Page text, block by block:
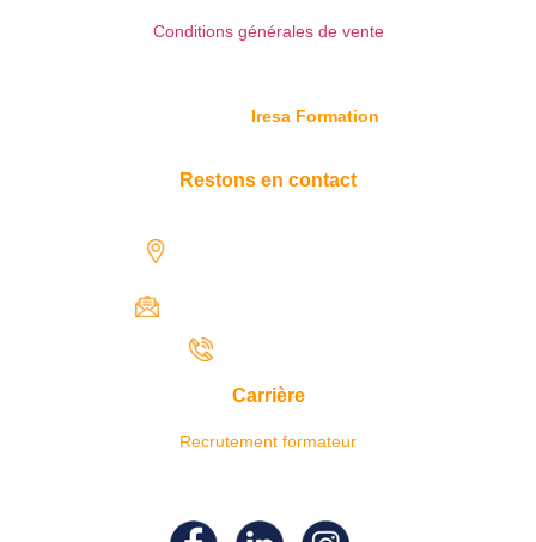
Conditions générales de vente
Iresa Formation
Restons en contact
Carrière
Recrutement formateur